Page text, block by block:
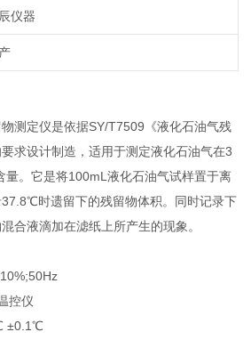
仪器
测定仪是依据SY/T7509《液化石油气残
求设计制造，适用于测定液化石油气在3
。它是将100mL液化石油气试样置于离
时遗留下的残留物体积。同时记录下
合液滴加在滤纸上所产生的现象。
数字显示温控仪
±0.1℃